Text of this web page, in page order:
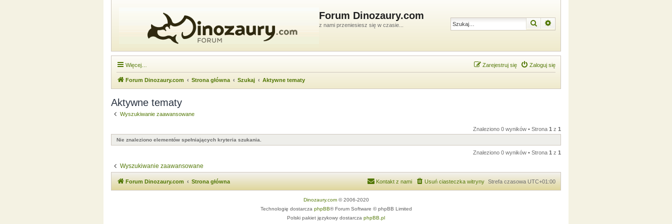
Forum Dinozaury.com
z nami przeniesiesz się w czasie... Szukaj
Więcej… Zaloguj się
Zarejestruj się
Forum Dinozaury.com Strona główna Szukaj Aktywne tematy
Aktywne tematy
Wyszukiwanie zaawansowane
Znaleziono 0 wyników • Strona 1 z 1
Nie znaleziono elementów spełniających kryteria szukania.
Znaleziono 0 wyników • Strona 1 z 1
Wyszukiwanie zaawansowane
Forum Dinozaury.com Strona główna Strefa czasowa UTC+01:00
Usuń ciasteczka witryny
Kontakt z nami
Dinozaury.com© 2006-2020
Technologię dostarcza phpBB® Forum Software © phpBB Limited
Polski pakiet językowy dostarcza phpBB.pl